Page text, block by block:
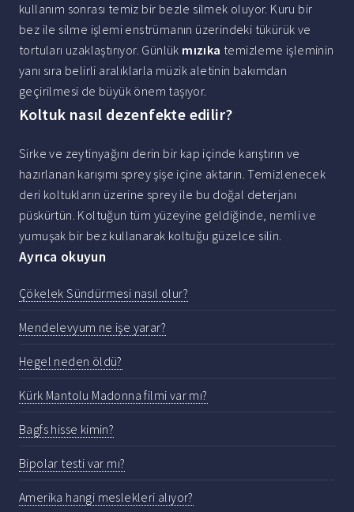
kullanım sonrası temiz bir bezle silmek oluyor. Kuru bir
bez ile silme işlemi enstrümanın üzerindeki tükürük ve
tortuları uzaklaştırıyor. Günlük mızıka temizleme işleminin
yanı sıra belirli aralıklarla müzik aletinin bakımdan
geçirilmesi de büyük önem taşıyor.
Koltuk nasıl dezenfekte edilir?
Sirke ve zeytinyağını derin bir kap içinde karıştırın ve
hazırlanan karışımı sprey şişe içine aktarın. Temizlenecek
deri koltukların üzerine sprey ile bu doğal deterjanı
püskürtün. Koltuğun tüm yüzeyine geldiğinde, nemli ve
yumuşak bir bez kullanarak koltuğu güzelce silin.
Ayrıca okuyun
Çökelek Sündürmesi nasıl olur?
Mendelevyum ne işe yarar?
Hegel neden öldü?
Kürk Mantolu Madonna filmi var mı?
Bagfs hisse kimin?
Bipolar testi var mı?
Amerika hangi meslekleri alıyor?